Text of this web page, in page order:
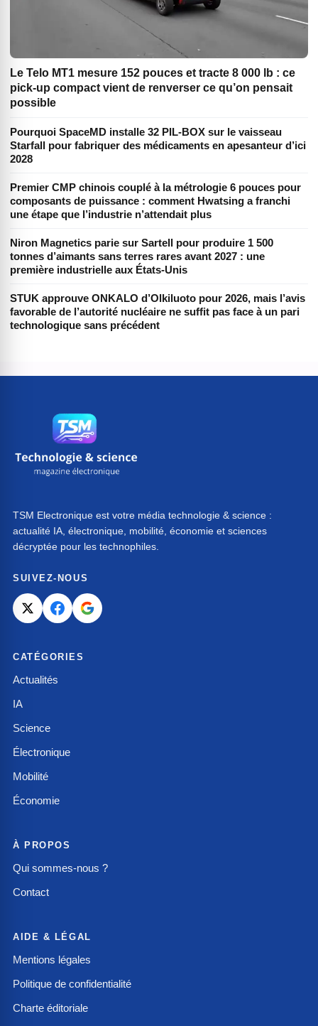
Le Telo MT1 mesure 152 pouces et tracte 8 000 lb : ce
pick-up compact vient de renverser ce qu’on pensait
possible
Pourquoi SpaceMD installe 32 PIL-BOX sur le vaisseau
Starfall pour fabriquer des médicaments en apesanteur d’ici
2028
Premier CMP chinois couplé à la métrologie 6 pouces pour
composants de puissance : comment Hwatsing a franchi
une étape que l’industrie n’attendait plus
Niron Magnetics parie sur Sartell pour produire 1 500
tonnes d’aimants sans terres rares avant 2027 : une
première industrielle aux États-Unis
STUK approuve ONKALO d’Olkiluoto pour 2026, mais l’avis
favorable de l’autorité nucléaire ne suffit pas face à un pari
technologique sans précédent
TSM Electronique est votre média technologie & science :
actualité IA, électronique, mobilité, économie et sciences
décryptée pour les technophiles.
SUIVEZ-NOUS
CATÉGORIES
Actualités
IA
Science
Électronique
Mobilité
Économie
À PROPOS
Qui sommes-nous ?
Contact
AIDE & LÉGAL
Mentions légales
Politique de confidentialité
Charte éditoriale